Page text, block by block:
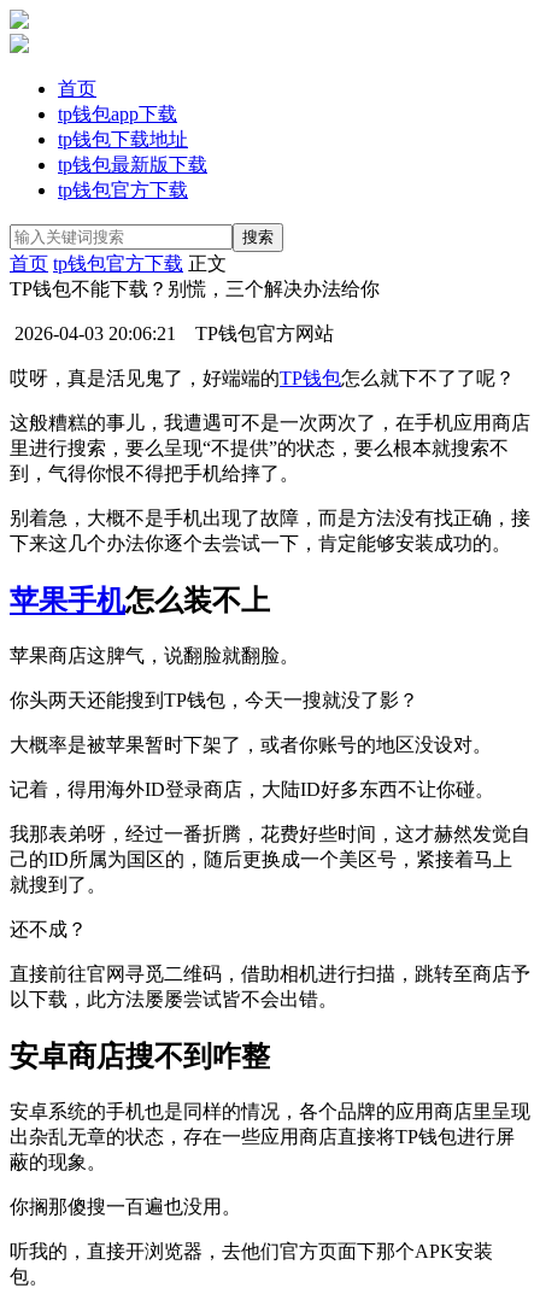
首页
tp钱包app下载
tp钱包下载地址
tp钱包最新版下载
tp钱包官方下载
首页 tp钱包官方下载 正文
TP钱包不能下载？别慌，三个解决办法给你
2026-04-03 20:06:21 TP钱包官方网站
哎呀，真是活见鬼了，好端端的TP钱包怎么就下不了了呢？
这般糟糕的事儿，我遭遇可不是一次两次了，在手机应用商店
里进行搜索，要么呈现“不提供”的状态，要么根本就搜索不
到，气得你恨不得把手机给摔了。
别着急，大概不是手机出现了故障，而是方法没有找正确，接
下来这几个办法你逐个去尝试一下，肯定能够安装成功的。
苹果手机怎么装不上
苹果商店这脾气，说翻脸就翻脸。
你头两天还能搜到TP钱包，今天一搜就没了影？
大概率是被苹果暂时下架了，或者你账号的地区没设对。
记着，得用海外ID登录商店，大陆ID好多东西不让你碰。
我那表弟呀，经过一番折腾，花费好些时间，这才赫然发觉自
己的ID所属为国区的，随后更换成一个美区号，紧接着马上
就搜到了。
还不成？
直接前往官网寻觅二维码，借助相机进行扫描，跳转至商店予
以下载，此方法屡屡尝试皆不会出错。
安卓商店搜不到咋整
安卓系统的手机也是同样的情况，各个品牌的应用商店里呈现
出杂乱无章的状态，存在一些应用商店直接将TP钱包进行屏
蔽的现象。
你搁那傻搜一百遍也没用。
听我的，直接开浏览器，去他们官方页面下那个APK安装
包。